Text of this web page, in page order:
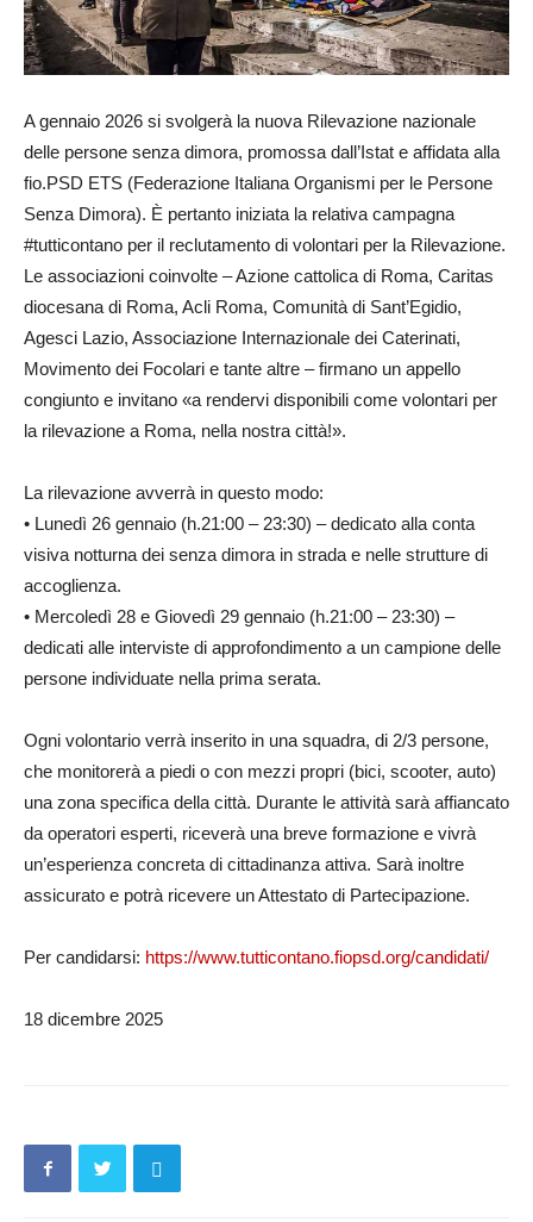
A gennaio 2026 si svolgerà la nuova Rilevazione nazionale
delle persone senza dimora, promossa dall’Istat e affidata alla
fio.PSD ETS (Federazione Italiana Organismi per le Persone
Senza Dimora). È pertanto iniziata la relativa campagna
#tutticontano per il reclutamento di volontari per la Rilevazione.
Le associazioni coinvolte – Azione cattolica di Roma, Caritas
diocesana di Roma, Acli Roma, Comunità di Sant’Egidio,
Agesci Lazio, Associazione Internazionale dei Caterinati,
Movimento dei Focolari e tante altre – firmano un appello
congiunto e invitano «a rendervi disponibili come volontari per
la rilevazione a Roma, nella nostra città!».
La rilevazione avverrà in questo modo:
• Lunedì 26 gennaio (h.21:00 – 23:30) – dedicato alla conta
visiva notturna dei senza dimora in strada e nelle strutture di
accoglienza.
• Mercoledì 28 e Giovedì 29 gennaio (h.21:00 – 23:30) –
dedicati alle interviste di approfondimento a un campione delle
persone individuate nella prima serata.
Ogni volontario verrà inserito in una squadra, di 2/3 persone,
che monitorerà a piedi o con mezzi propri (bici, scooter, auto)
una zona specifica della città. Durante le attività sarà affiancato
da operatori esperti, riceverà una breve formazione e vivrà
un’esperienza concreta di cittadinanza attiva. Sarà inoltre
assicurato e potrà ricevere un Attestato di Partecipazione.
Per candidarsi: https://www.tutticontano.fiopsd.org/candidati/
18 dicembre 2025